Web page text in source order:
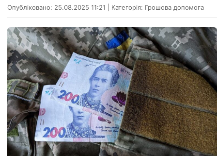
Опубліковано: 25.08.2025 11:21 Категорія: Грошова допомога